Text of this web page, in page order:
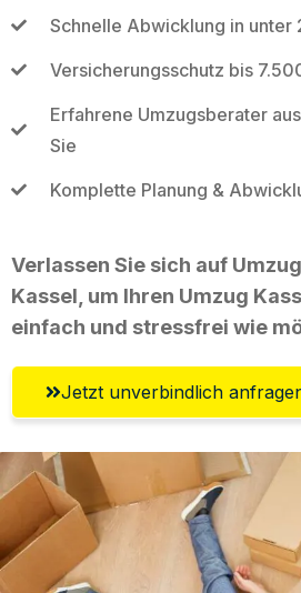
Schnelle Abwicklung in unter
Versicherungsschutz bis
Erfahrene Umzugsberater
Sie
Komplette Planung &
Verlassen Sie sich auf
Kassel, um Ihren Umzug
einfach und stressfrei wie
Jetzt unverbindlich